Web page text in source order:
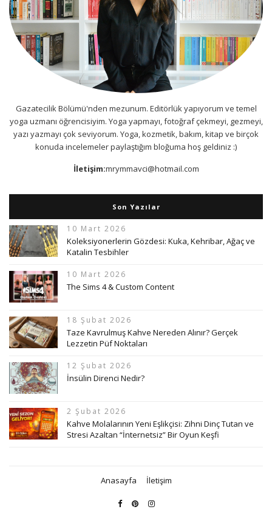
Gazatecilik Bölümü'nden mezunum. Editörlük yapıyorum ve temel
yoga uzmanı öğrencisiyim. Yoga yapmayı, fotoğraf çekmeyi, gezmeyi,
yazı yazmayı çok seviyorum. Yoga, kozmetik, bakım, kitap ve birçok
konuda incelemeler paylaştığım bloğuma hoş geldiniz :)
İletişim:mrymmavci@hotmail.com
Son Yazılar
10 Mart 2026
Koleksiyonerlerin Gözdesi: Kuka, Kehribar, Ağaç ve
Katalin Tesbihler
10 Mart 2026
The Sims 4 & Custom Content
18 Şubat 2026
Taze Kavrulmuş Kahve Nereden Alınır? Gerçek
Lezzetin Püf Noktaları
12 Şubat 2026
İnsülin Direnci Nedir?
2 Şubat 2026
Kahve Molalarının Yeni Eşlikçisi: Zihni Dinç Tutan ve
Stresi Azaltan “İnternetsiz” Bir Oyun Keşfi
Anasayfa İletişim